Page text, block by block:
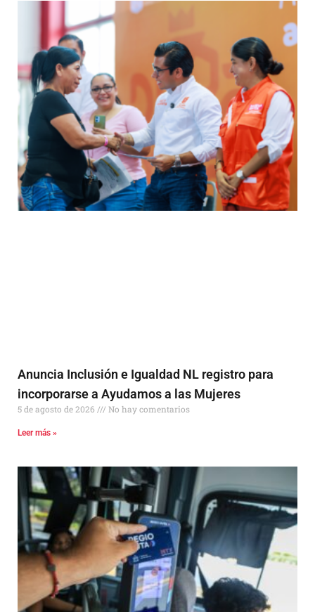
Anuncia Inclusión e Igualdad NL registro para
incorporarse a Ayudamos a las Mujeres
5 de agosto de 2026 No hay comentarios
Leer más »